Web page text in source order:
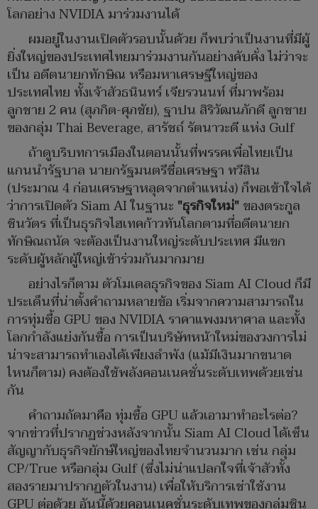
โลกอย่าง NVIDIA มาร่วมงานได้
ผมอยู่ในงานเปิดตัวรอบนั้นด้วย ก็พบว่าเป็นงานที่มีผู้
ยิ่งใหญ่ของประเทศไทยมาร่วมงานกันอย่างคับคั่ง ไม่ว่าจะ
เป็น อดีตนายกทักษิณ หรือมหาเศรษฐีใหญ่ของ
ประเทศไทย ทั้งเจ้าสัวธนินทร์ เจียรวนนท์ ที่มาพร้อม
ลูกชาย 2 คน (สุภกิต-ศุภชัย), ฐาปน สิริวัฒนภักดี ลูกชาย
ของกลุ่ม Thai Beverage, สารัชถ์ รัตนาวะดี แห่ง Gulf
ถ้าดูบริบทการเมืองในตอนนั้นที่พรรคเพื่อไทยเป็น
แกนนำรัฐบาล นายกรัฐมนตรีชื่อเศรษฐา ทวีสิน
(ประมาณ 4 ก่อนเศรษฐาหลุดจากตำแหน่ง) ก็พอเข้าใจได้
ว่าการเปิดตัว Siam AI ในฐานะ "ธุรกิจใหม่"ของตระกูล
ชินวัตร ที่เป็นธุรกิจไฮเทคก้าวทันโลกตามที่อดีตนายก
ทักษิณถนัด จะต้องเป็นงานใหญ่ระดับประเทศ มีแขก
ระดับผู้หลักผู้ใหญ่เข้าร่วมกันมากมาย
อย่างไรก็ตาม ตัวโมเดลธุรกิจของ Siam AI Cloud ก็มี
ประเด็นที่น่าตั้งคำถามหลายข้อ เริ่มจากความสามารถใน
การทุ่มซื้อ GPU ของ NVIDIA ราคาแพงมหาศาล และทั้ง
โลกกำลังแย่งกันซื้อ การเป็นบริษัทหน้าใหม่ของวงการไม่
น่าจะสามารถทำเองได้เพียงลำพัง (แม้มีเงินมากขนาด
ไหนก็ตาม) คงต้องใช้พลังคอนเนคชั่นระดับเทพด้วยเช่น
กัน
คำถามถัดมาคือ ทุ่มซื้อ GPU แล้วเอามาทำอะไรต่อ?
จากข่าวที่ปรากฏช่วงหลังจากนั้น Siam AI Cloud ได้เซ็น
สัญญากับธุรกิจยักษ์ใหญ่ของไทยจำนวนมาก เช่น กลุ่ม
CP/True หรือกลุ่ม Gulf (ซึ่งไม่น่าแปลกใจที่เจ้าสัวทั้ง
สองรายมาปรากฏตัวในงาน) เพื่อให้บริการเช่าใช้งาน
GPU ต่อด้วย อันนี้ด้วยคอนเนคชั่นระดับเทพของกลุ่มชิน